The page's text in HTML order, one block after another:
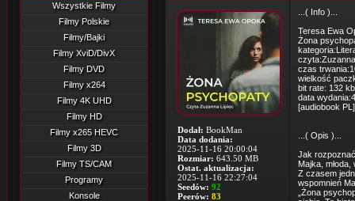
Wszystkie Filmy
Filmy Polskie
Filmy/Bajki
Filmy XviD/DivX
Filmy DVD
Filmy x264
Filmy 4K UHD
Filmy HD
Filmy x265 HEVC
Filmy 3D
Filmy TS/CAM
Programy
Konsole
Dodał: BookMan
Data dodania:
2025-11-16 20:00:04
Rozmiar: 643.50 MB
Ostat. aktualizacja:
2025-11-16 22:27:04
Seedów: 92
Peerów: 83
...( Info )...
Teresa Ewa
Żona
czas
wielkość
bit rate: 132
data
[audiobook PL]
...( Opis )...
Jak
Majka,
Z czasem
wspomnień
„Żona